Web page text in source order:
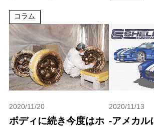
コラム
2020/11/20
ボディに続き今度はホ
2020/11/13
-アメカル